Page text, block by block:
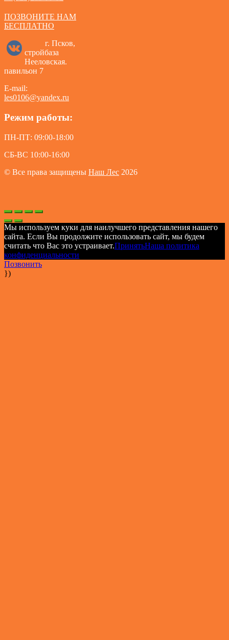
ПОЗВОНИТЕ НАМ
БЕСПЛАТНО
г. Псков,
стройбаза
Нееловская.
павильон 7
E-mail:
les0106@yandex.ru
Режим работы:
ПН-ПТ: 09:00-18:00
СБ-ВС 10:00-16:00
© Все права защищены Наш Лес 2026
Мы используем куки для наилучшего представления нашего
сайта. Если Вы продолжите использовать сайт, мы будем
считать что Вас это устраивает.ПринятьНаша политика
конфиденциальности
Позвонить
})